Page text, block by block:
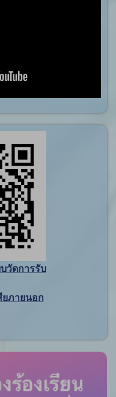
วัดการรับ
ยภายนอก